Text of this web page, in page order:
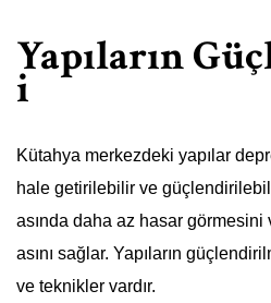
Yapıların
i
Kütahya merkezdeki yapılar
hale getirilebilir ve
asında daha az hasar görmesini
asını sağlar. Yapıların
ve teknikler vardır.